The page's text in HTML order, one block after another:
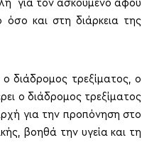
για τον ασκούμενο αφού
όσο και στη διάρκεια της
διάδρομος τρεξίματος, ο
ο διάδρομος τρεξίματος
για την προπόνηση στο
βοηθά την υγεία και τη